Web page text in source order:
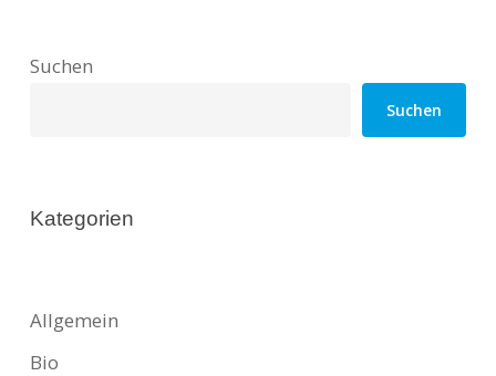
Suchen
Suchen
Kategorien
Allgemein
Bio